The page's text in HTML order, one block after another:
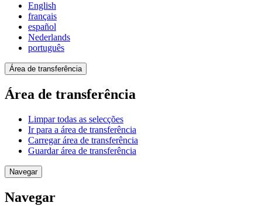
English
français
español
Nederlands
português
Área de transferência
Área de transferência
Limpar todas as selecções
Ir para a área de transferência
Carregar área de transferência
Guardar área de transferência
Navegar
Navegar